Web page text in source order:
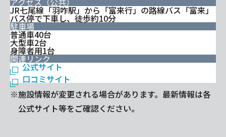
JR七尾線「羽咋駅」から「富来行」の路線バス「富来」
バス停で下車し、徒歩約10分
駐車場
普通車40台
大型車2台
身障者用1台
関連リンク
公式サイト
口コミサイト
※施設情報が変更される場合があります。最新情報は各
公式サイト等をご確認ください。